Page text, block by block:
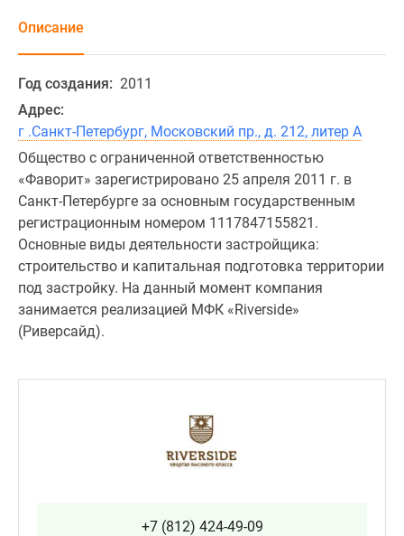
Описание
Год создания: 2011
Адрес:
г .Санкт-Петербург, Московский пр., д. 212, литер А
Общество с ограниченной ответственностью
«Фаворит» зарегистрировано 25 апреля 2011 г. в
Санкт-Петербурге за основным государственным
регистрационным номером 1117847155821.
Основные виды деятельности застройщика:
строительство и капитальная подготовка территории
под застройку. На данный момент компания
занимается реализацией МФК «Riverside»
(Риверсайд).
+7 (812) 424-49-09